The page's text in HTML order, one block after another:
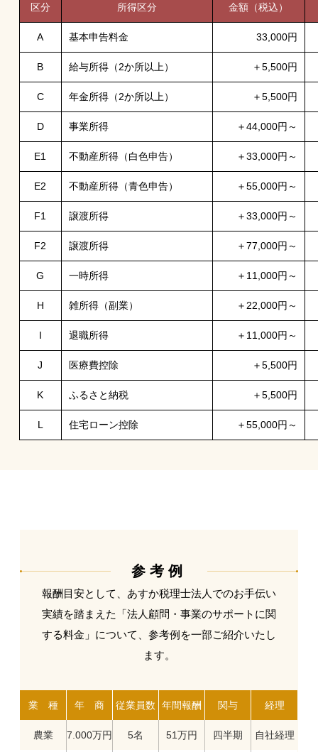
区分 所得区分 金額（税込）
A 基本申告料金 33,000円
B 給与所得（2か所以上） ＋5,500円
C 年金所得（2か所以上） ＋5,500円
D 事業所得 ＋44,000円～
E1 不動産所得（白色申告） ＋33,000円～
E2 不動産所得（青色申告） ＋55,000円～
F1 譲渡所得 ＋33,000円～
F2 譲渡所得 ＋77,000円～
G 一時所得 ＋11,000円～
H 雑所得（副業） ＋22,000円～
I 退職所得 ＋11,000円～
J 医療費控除 ＋5,500円
K ふるさと納税 ＋5,500円
L 住宅ローン控除 ＋55,000円～
参考例
報酬目安として、あすか税理士法人でのお手伝い
実績を踏まえた
「法人顧問・事業のサポートに関
する料金」について、参考例を一部ご紹介いたし
ます。
業 種 年 商 従業員数 年間報酬 関与 経理
農業 7.000万円 5名 51万円 四半期 自社経理